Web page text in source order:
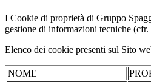
I Cookie di proprietà di Gruppo
gestione di informazioni tecniche
Elenco dei cookie presenti sul Sito
NOME